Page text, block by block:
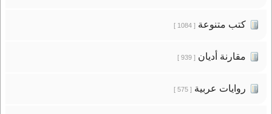
كتب متنوعة[ 1084 ]
مقارنة أديان[ 939 ]
روايات عربية[ 575 ]